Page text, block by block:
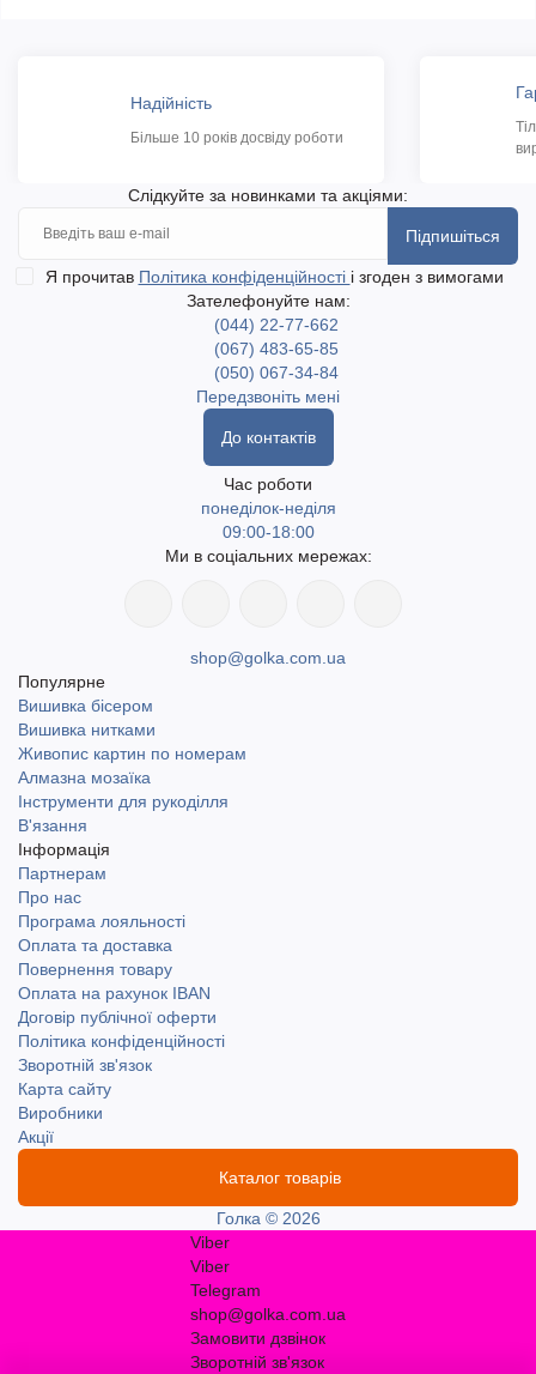
Надійність
Більше 10 років досвіду роботи
Слідкуйте за новинками та акціями:
Підпишіться
Я прочитав Політика конфіденційності і згоден з вимогами
Зателефонуйте нам:
(044) 22-77-662
(067) 483-65-85
(050) 067-34-84
Передзвоніть мені
До контактів
Час роботи
понеділок-неділя
09:00-18:00
Ми в соціальних мережах:
shop@golka.com.ua
Популярне
Вишивка бісером
Вишивка нитками
Живопис картин по номерам
Алмазна мозаїка
Інструменти для рукоділля
В'язання
Інформація
Партнерам
Про нас
Програма лояльності
Оплата та доставка
Повернення товару
Оплата на рахунок IBAN
Договір публічної оферти
Політика конфіденційності
Зворотній зв'язок
Карта сайту
Виробники
Акції
Каталог товарів
Голка © 2026
Viber
Viber
Telegram
shop@golka.com.ua
Замовити дзвінок
Зворотній зв'язок